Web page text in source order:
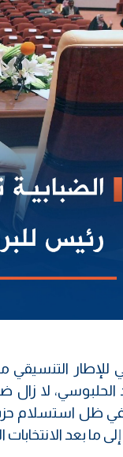
للإطار
لا زال
ظل استسلام حزب
ما بعد